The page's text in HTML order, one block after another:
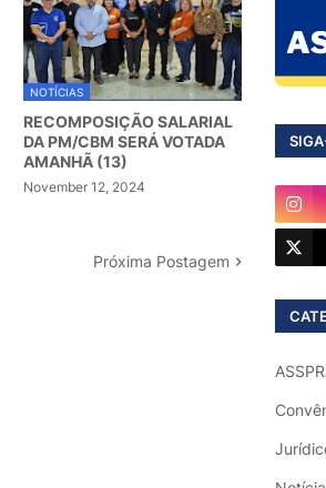
NOTÍCIAS
RECOMPOSIÇÃO SALARIAL
DA PM/CBM SERÁ VOTADA
AMANHÃ (13)
November 12, 2024
Próxima Postagem